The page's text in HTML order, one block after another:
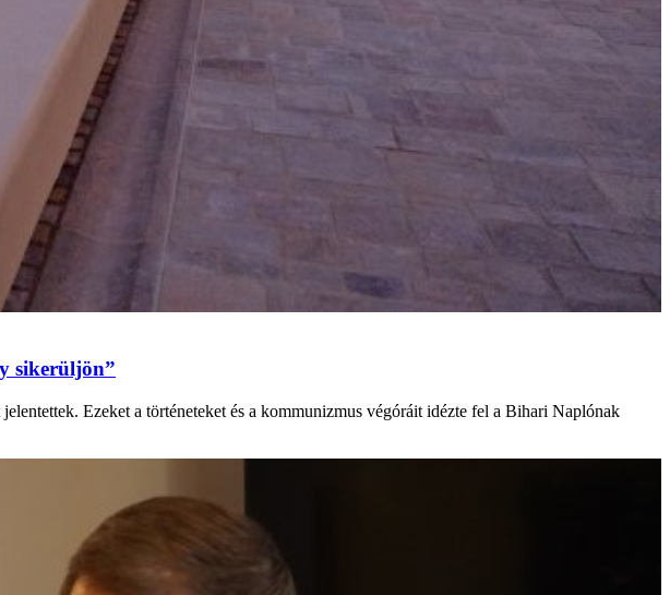
sikerüljön”
Ezeket a történeteket és a kommunizmus végóráit idézte fel a Bihari Naplónak